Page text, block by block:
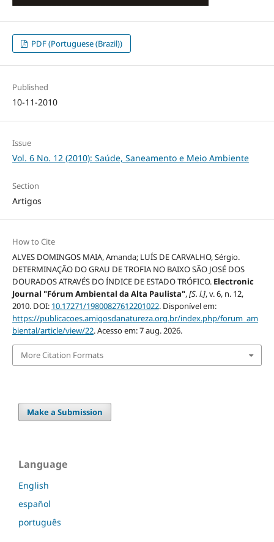
PDF (Portuguese (Brazil))
Published
10-11-2010
Issue
Vol. 6 No. 12 (2010): Saúde, Saneamento e Meio Ambiente
Section
Artigos
How to Cite
ALVES DOMINGOS MAIA, Amanda; LUÍS DE CARVALHO, Sérgio.
DETERMINAÇÃO DO GRAU DE TROFIA NO BAIXO SÃO JOSÉ DOS
DOURADOS ATRAVÉS DO ÍNDICE DE ESTADO TRÓFICO. Electronic
Journal "Fórum Ambiental da Alta Paulista",[S. l.], v. 6, n. 12,
2010. DOI: 10.17271/19800827612201022. Disponível em:
https://publicacoes.amigosdanatureza.org.br/index.php/forum_am
biental/article/view/22. Acesso em: 7 aug. 2026.
More Citation Formats
Make a Submission
Language
English
español
português